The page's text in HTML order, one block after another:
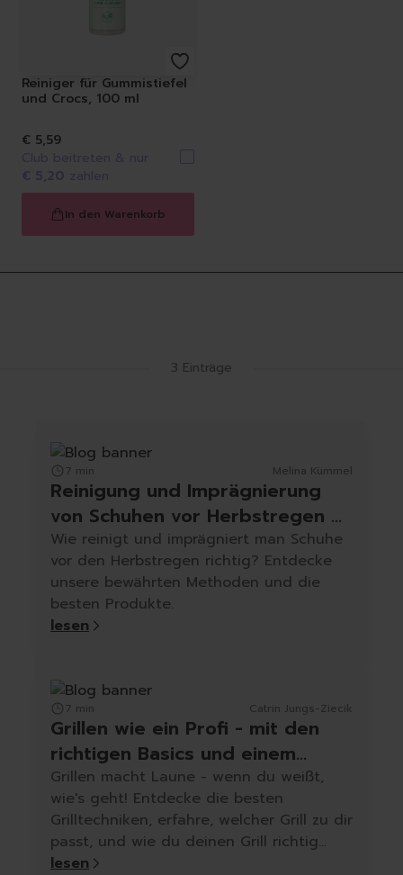
Reiniger für Gummistiefel
und Crocs, 100 ml
€ 5,59
In den Warenkorb
3 Einträge
7 min Melina Kümmel
Reinigung und Imprägnierung
von Schuhen vor Herbstregen –
Teil 2
Wie reinigt und imprägniert man Schuhe
vor den Herbstregen richtig? Entdecke
unsere bewährten Methoden und die
besten Produkte.
lesen
7 min Catrin Jungs-Ziecik
Grillen wie ein Profi - mit den
richtigen Basics und einem
sauberen Grill
Grillen macht Laune - wenn du weißt,
wie's geht! Entdecke die besten
Grilltechniken, erfahre, welcher Grill zu dir
passt, und wie du deinen Grill richtig
reinigst – mit Produkttipps von
lesen